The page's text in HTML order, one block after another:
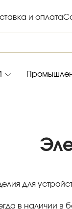
и оплата
для
в наличии в